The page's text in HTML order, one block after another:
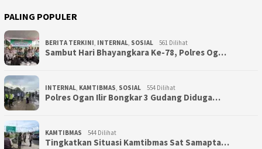
PALING POPULER
BERITA TERKINI, INTERNAL, SOSIAL 561 Dilihat
Sambut Hari Bhayangkara Ke-78, Polres Og…
INTERNAL, KAMTIBMAS, SOSIAL 554 Dilihat
Polres Ogan Ilir Bongkar 3 Gudang Diduga…
KAMTIBMAS 544 Dilihat
Tingkatkan Situasi Kamtibmas Sat Samapta…